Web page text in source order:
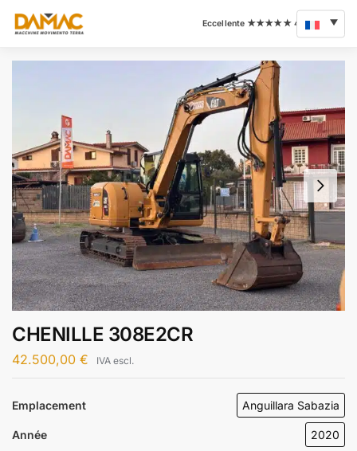
CHENILLE 308E2CR
42.500,00 € IVA escl.
Emplacement Anguillara Sabazia
Année 2020